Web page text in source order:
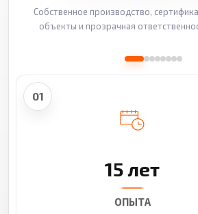
Собственное производство,
объекты и прозрачная
01
15 лет
ОПЫТА